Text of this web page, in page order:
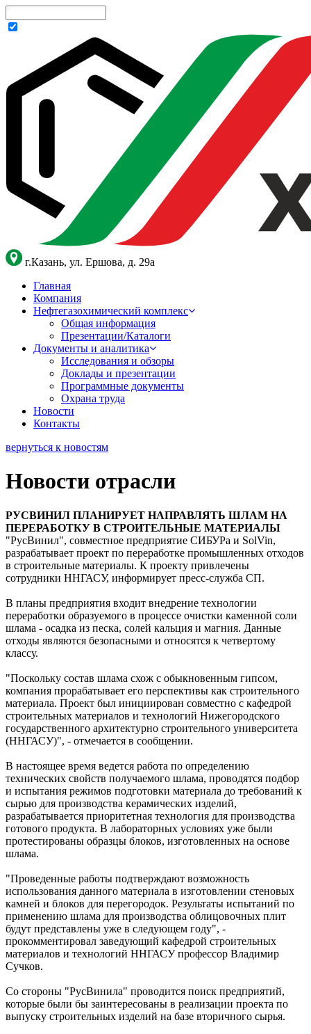
г.Казань, ул. Ершова, д. 29а
Главная
Компания
Нефтегазохимический комплекс
Общая информация
Презентации/Каталоги
Документы и аналитика
Исследования и обзоры
Доклады и презентации
Программные документы
Охрана труда
Новости
Контакты
вернуться к новостям
Новости отрасли
РУСВИНИЛ ПЛАНИРУЕТ НАПРАВЛЯТЬ ШЛАМ НА
ПЕРЕРАБОТКУ В СТРОИТЕЛЬНЫЕ МАТЕРИАЛЫ
"РусВинил", совместное предприятие СИБУРа и SolVin,
разрабатывает проект по переработке промышленных отходов
в строительные материалы. К проекту привлечены
сотрудники ННГАСУ, информирует пресс-служба СП.
В планы предприятия входит внедрение технологии
переработки образуемого в процессе очистки каменной соли
шлама - осадка из песка, солей кальция и магния. Данные
отходы являются безопасными и относятся к четвертому
классу.
"Поскольку состав шлама схож с обыкновенным гипсом,
компания прорабатывает его перспективы как строительного
материала. Проект был инициирован совместно с кафедрой
строительных материалов и технологий Нижегородского
государственного архитектурно строительного университета
(ННГАСУ)", - отмечается в сообщении.
В настоящее время ведется работа по определению
технических свойств получаемого шлама, проводятся подбор
и испытания режимов подготовки материала до требований к
сырью для производства керамических изделий,
разрабатывается приоритетная технология для производства
готового продукта. В лабораторных условиях уже были
протестированы образцы блоков, изготовленных на основе
шлама.
"Проведенные работы подтверждают возможность
использования данного материала в изготовлении стеновых
камней и блоков для перегородок. Результаты испытаний по
применению шлама для производства облицовочных плит
будут представлены уже в следующем году", -
прокомментировал заведующий кафедрой строительных
материалов и технологий ННГАСУ профессор Владимир
Сучков.
Со стороны "РусВинила" проводится поиск предприятий,
которые были бы заинтересованы в реализации проекта по
выпуску строительных изделий на базе вторичного сырья.